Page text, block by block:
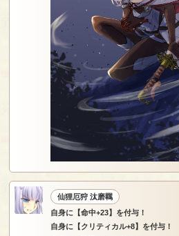
仙狸厄狩 汰磨羈
自身に【命中+23】を付与！
自身に【クリティカル+8】を付与！